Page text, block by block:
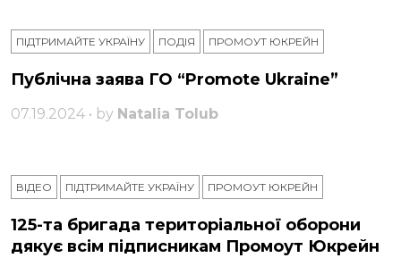
ПІДТРИМАЙТЕ УКРАЇНУ ПОДІЯ ПРОМОУТ ЮКРЕЙН
Публічна заява ГО “Promote Ukraine”
07.19.2024 • by Natalia Tolub
ВІДЕО ПІДТРИМАЙТЕ УКРАЇНУ ПРОМОУТ ЮКРЕЙН
125-та бригада територіальної оборони
дякує всім підписникам Промоут Юкрейн